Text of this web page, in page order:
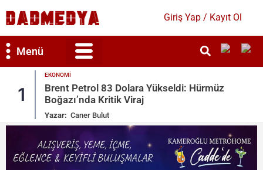
Giriş Yap / Kayıt Ol
Menü
83 Dolara Yükseldi: Hürmüz
Kritik Viraj
2
Mekke